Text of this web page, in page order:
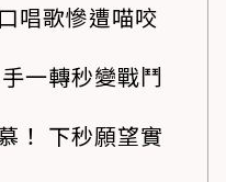
唱歌慘遭喵咬
一轉秒變戰鬥
！ 下秒願望實